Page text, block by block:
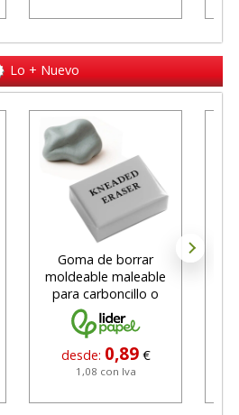
Lo + Nuevo
Goma de borrar
moldeable maleable
para carboncillo o
grafito
desde: 0,89 €
1,08 con Iva